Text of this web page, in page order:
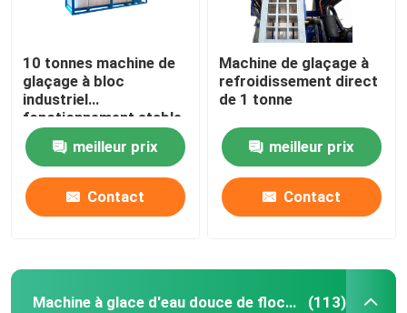
10 tonnes machine de
glaçage à bloc
industriel
fonctionnement stable
meilleur prix
Contact
Machine de glaçage à
refroidissement direct
de 1 tonne
meilleur prix
Contact
Machine à glace d'eau douce de flocon (113)